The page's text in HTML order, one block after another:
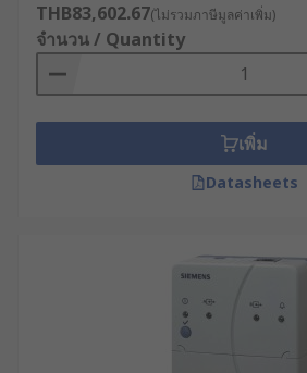
THB83,602.67(ไม่รวมภาษีมูลค่าเพิ่ม)
จำนวน / Quantity
เพิ่ม
Datasheets